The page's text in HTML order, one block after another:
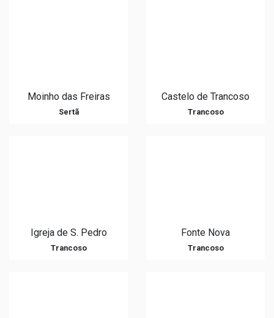
Moinho das Freiras
Sertã
Castelo de Trancoso
Trancoso
Igreja de S. Pedro
Trancoso
Fonte Nova
Trancoso